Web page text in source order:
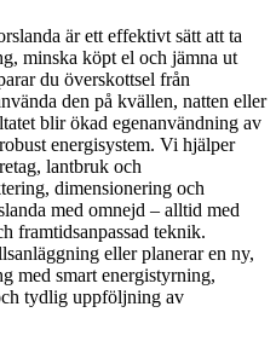
är ett effektivt sätt att ta
minska köpt el och jämna ut
du överskottsel från
den på kvällen, natten eller
blir ökad egenanvändning av
energisystem. Vi hjälper
lantbruk och
dimensionering och
med omnejd – alltid med
framtidsanpassad teknik.
eller planerar en ny,
med smart energistyrning,
tydlig uppföljning av